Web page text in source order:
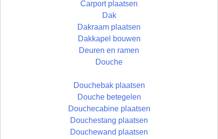
Carport plaatsen
Dak
Dakraam plaatsen
Dakkapel bouwen
Deuren en ramen
Douche
Douchebak plaatsen
Douche betegelen
Douchecabine plaatsen
Douchestang plaatsen
Douchewand plaatsen